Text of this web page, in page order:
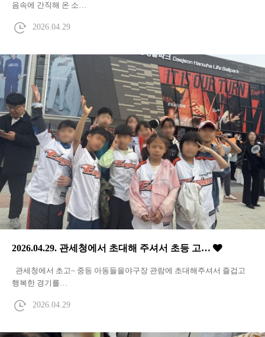
음속에 간직해 온 소…
2026.04.29
2026.04.29. 관세청에서 초대해 주셔서 초등 고…
관세청에서 초고~ 중등 아동들을야구장 관람에 초대해주셔서 즐겁고
행복한 경기를…
2026.04.29